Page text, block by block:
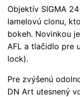
Objektív SIGMA
lamelovú clonu,
bokeh. Novinkou
AFL a tlačidlo pre
lock).
Pre zvýšenú
DN Art utesnený